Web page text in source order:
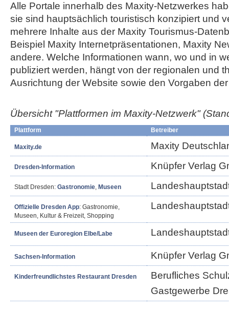
Alle Portale innerhalb des Maxity-Netzwerkes
sie sind hauptsächlich touristisch konzipiert und
mehrere Inhalte aus der Maxity Tourismus-
Beispiel Maxity Internetpräsentationen, Maxity
andere. Welche Informationen wann, wo und in
publiziert werden, hängt von der regionalen und
Ausrichtung der Website sowie den Vorgaben
Übersicht "Plattformen im Maxity-Netzwerk"
Plattform Betreiber
Maxity.de Maxity
Dresden-Information Knüpfer Verlag
Stadt Dresden: Gastronomie, Museen
Offizielle Dresden App: Gastronomie,
Museen, Kultur & Freizeit, Shopping
Museen der Euroregion Elbe/Labe
Sachsen-Information Knüpfer Verlag
Kinderfreundlichstes Restaurant Dresden
Berufliches
Gastgewerbe